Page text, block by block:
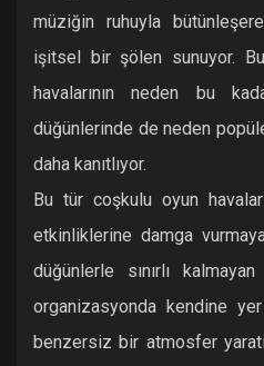
müziğin ruhuyla
işitsel bir şölen sunuyor.
havalarının neden bu
düğünlerinde de neden
daha kanıtlıyor.
Bu tür coşkulu oyun
etkinliklerine damga
düğünlerle sınırlı
organizasyonda kendine
benzersiz bir atmosfer